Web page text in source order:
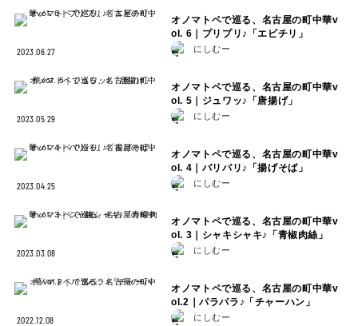
2023.06.27
オノマトペで巡る、名古屋の町中華v
ol. 6｜プリプリ♪「エビチリ」
にしむー
2023.05.29
オノマトペで巡る、名古屋の町中華v
ol. 5｜ジュワッ♪「唐揚げ」
にしむー
2023.04.25
オノマトペで巡る、名古屋の町中華v
ol. 4｜バリバリ♪「揚げそば」
にしむー
2023.03.08
オノマトペで巡る、名古屋の町中華v
ol. 3｜シャキシャキ♪「青椒肉絲」
にしむー
2022.12.08
オノマトペで巡る、名古屋の町中華v
ol.2｜パラパラ♪「チャーハン」
にしむー